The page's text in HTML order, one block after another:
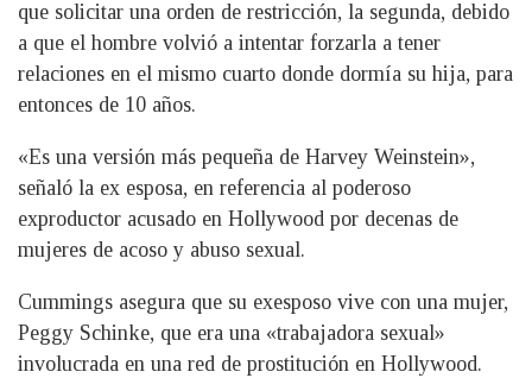
que solicitar una orden de restricción, la segunda, debido
a que el hombre volvió a intentar forzarla a tener
relaciones en el mismo cuarto donde dormía su hija, para
entonces de 10 años.
«Es una versión más pequeña de Harvey Weinstein»,
señaló la ex esposa, en referencia al poderoso
exproductor acusado en Hollywood por decenas de
mujeres de acoso y abuso sexual.
Cummings asegura que su exesposo vive con una mujer,
Peggy Schinke, que era una «trabajadora sexual»
involucrada en una red de prostitución en Hollywood.